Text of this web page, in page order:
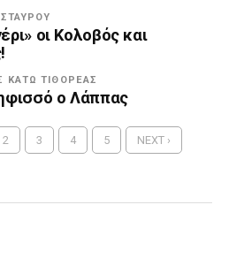
οι Κολοβός και
ΚΆΤΩ ΤΙΘΟΡΈΑΣ
ο Λάππας
2 3 4 5 NEXT ›